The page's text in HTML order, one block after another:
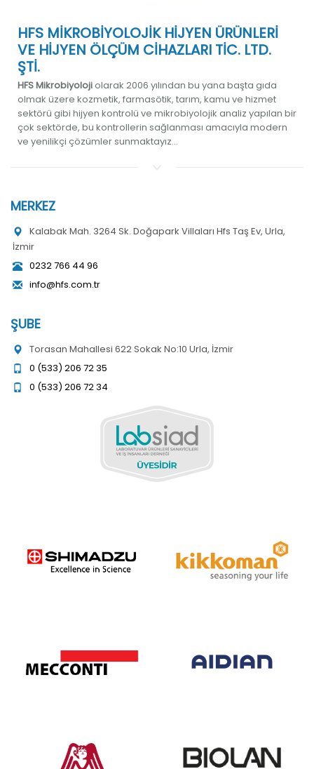
HFS MİKROBİYOLOJİK HİJYEN ÜRÜNLERİ
VE HİJYEN ÖLÇÜM CİHAZLARI TİC. LTD.
ŞTİ.
HFS Mikrobiyolojiolarak 2006 yılından bu yana başta gıda
olmak üzere kozmetik, farmasötik, tarım, kamu ve hizmet
sektörü gibi hijyen kontrolü ve mikrobiyolojik analiz yapılan bir
çok sektörde, bu kontrollerin sağlanması amacıyla modern
ve yenilikçi çözümler sunmaktayız...
MERKEZ
Kalabak Mah. 3264 Sk. Doğapark Villaları Hfs Taş Ev, Urla,
İzmir
0232 766 44 96
info@hfs.com.tr
ŞUBE
Torasan Mahallesi 622 Sokak No:10 Urla, İzmir
0 (533) 206 72 35
0 (533) 206 72 34